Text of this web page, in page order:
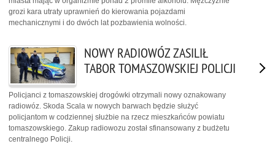
grozi kara utraty uprawnień do kierowania pojazdami
mechanicznymi i do dwóch lat pozbawienia wolności.
NOWY RADIOWÓZ ZASILIŁ
TABOR TOMASZOWSKIEJ POLICJI
Policjanci z tomaszowskiej drogówki otrzymali nowy oznakowany
radiowóz. Skoda Scala w nowych barwach będzie służyć
policjantom w codziennej służbie na rzecz mieszkańców powiatu
tomaszowskiego. Zakup radiowozu został sfinansowany z budżetu
centralnego Policji.